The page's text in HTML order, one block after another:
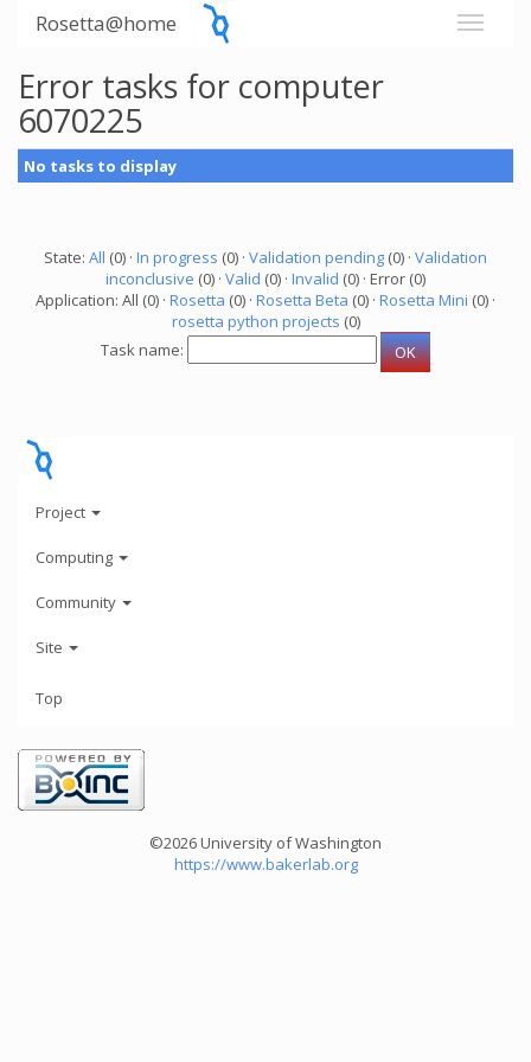
Rosetta@home
Error tasks for computer
6070225
No tasks to display
State: All (0) · In progress (0) · Validation pending (0) · Validation
inconclusive (0) · Valid (0) · Invalid (0) · Error (0)
Application: All (0) · Rosetta (0) · Rosetta Beta (0) · Rosetta Mini (0) ·
rosetta python projects (0)
Task name:
Project
Computing
Community
Site
Top
©2026 University of Washington
https://www.bakerlab.org